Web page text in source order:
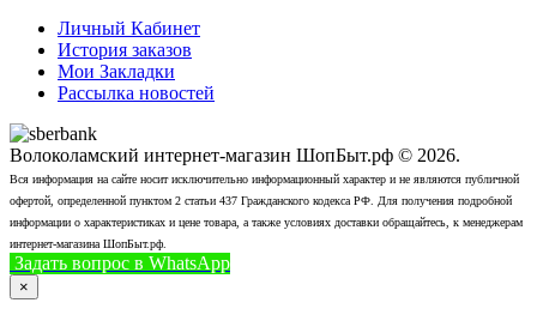
Личный Кабинет
История заказов
Мои Закладки
Рассылка новостей
Волоколамский интернет-магазин ШопБыт.рф © 2026.
Вся информация на сайте носит исключительно информационный характер и не являются публичной
офертой, определенной пунктом 2 статьи 437 Гражданского кодекса РФ. Для получения подробной
информации о характеристиках и цене товара, а также условиях доставки обращайтесь, к менеджерам
интернет-магазина ШопБыт.рф.
Задать вопрос в WhatsApp
×